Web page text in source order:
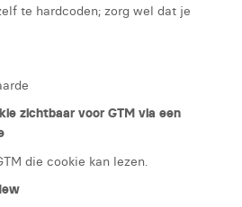
te hardcoden; zorg wel dat je
zichtbaar voor GTM via een
die cookie kan lezen.